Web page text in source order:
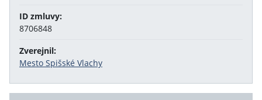
ID zmluvy:
8706848
Zverejnil:
Mesto Spišské Vlachy